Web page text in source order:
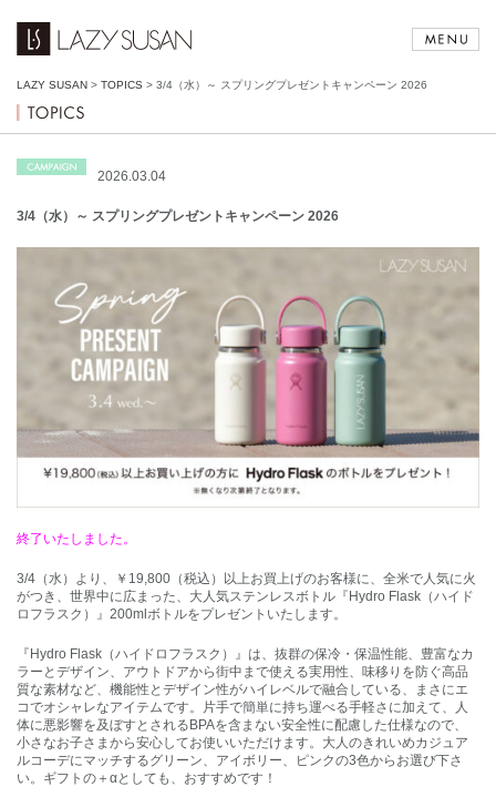
LAZY SUSAN > TOPICS > 3/4（水）～ スプリングプレゼントキャンペーン 2026
2026.03.04
3/4（水）～ スプリングプレゼントキャンペーン 2026
終了いたしました。
3/4（水）より、￥19,800（税込）以上お買上げのお客様に、全米で人気に火
がつき、世界中に広まった、大人気ステンレスボトル『Hydro Flask（ハイド
ロフラスク）』200mlボトルをプレゼントいたします。
『Hydro Flask（ハイドロフラスク）』は、抜群の保冷・保温性能、豊富なカ
ラーとデザイン、アウトドアから街中まで使える実用性、味移りを防ぐ高品
質な素材など、機能性とデザイン性がハイレベルで融合している、まさにエ
コでオシャレなアイテムです。片手で簡単に持ち運べる手軽さに加えて、人
体に悪影響を及ぼすとされるBPAを含まない安全性に配慮した仕様なので、
小さなお子さまから安心してお使いいただけます。大人のきれいめカジュア
ルコーデにマッチするグリーン、アイボリー、ピンクの3色からお選び下さ
い。ギフトの＋αとしても、おすすめです！